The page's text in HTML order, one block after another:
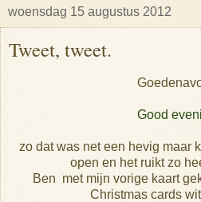
woensdag 15 augustus 2012
Tweet, tweet.
Good
zo dat was net een hevig maar
open en het ruikt zo
Ben met mijn vorige kaart
Christmas cards